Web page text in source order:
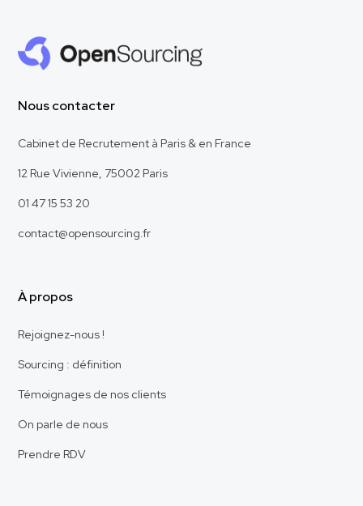
Nous contacter
Cabinet de Recrutement à Paris & en France
12 Rue Vivienne, 75002 Paris
01 47 15 53 20
contact@opensourcing.fr
À propos
Rejoignez-nous !
Sourcing : définition
Témoignages de nos clients
On parle de nous
Prendre RDV